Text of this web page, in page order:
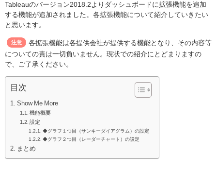
Tableauのバージョン2018.2よりダッシュボードに拡張機能を追加
する機能が追加されました。各拡張機能について紹介していきたい
と思います。
注意
各拡張機能は各提供会社が提供する機能となり、その内容等
についての責は一切負いません。現状での紹介にとどまりますの
で、ご了承ください。
目次
Show Me More
機能概要
設定
◆グラフ１つ目（サンキーダイアグラム）の設定
◆グラフ２つ目（レーダーチャート）の設定
まとめ